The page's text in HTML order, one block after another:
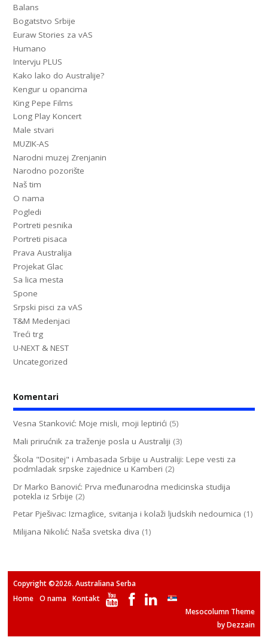
Balans
Bogatstvo Srbije
Euraw Stories za vAS
Humano
Intervju PLUS
Kako lako do Australije?
Kengur u opancima
King Pepe Films
Long Play Koncert
Male stvari
MUZIK-AS
Narodni muzej Zrenjanin
Narodno pozorište
Naš tim
O nama
Pogledi
Portreti pesnika
Portreti pisaca
Prava Australija
Projekat Glac
Sa lica mesta
Spone
Srpski pisci za vAS
T&M Medenjaci
Treći trg
U-NEXT & NEST
Uncategorized
Komentari
Vesna Stanković: Moje misli, moji leptirići (5)
Mali prirućnik za traženje posla u Australiji (3)
Škola "Dositej" i Ambasada Srbije u Australiji: Lepe vesti za
podmladak srpske zajednice u Kamberi (2)
Dr Marko Banović: Prva međunarodna medicinska studija
potekla iz Srbije (2)
Petar Pješivac: Izmaglice, svitanja i kolaži ljudskih nedoumica (1)
Milijana Nikolić: Naša svetska diva (1)
Copyright ©2026. Australiana Serba
Home O nama Kontakt
Mesocolumn Theme
by Dezzain